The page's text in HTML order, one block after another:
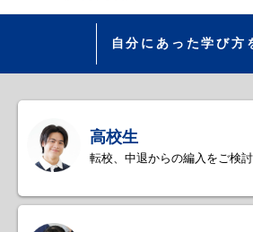
自分にあった学び方
高校生
転校、中退からの編入をご検討